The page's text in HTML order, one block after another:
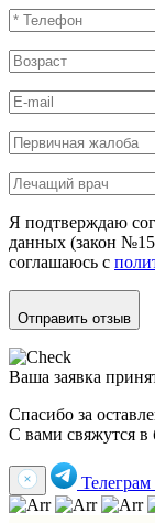
Я подтверждаю
данных (закон
соглашаюсь с
Отправить отзыв
Ваша заявка
Спасибо за
С вами свяжутся
Телеграм